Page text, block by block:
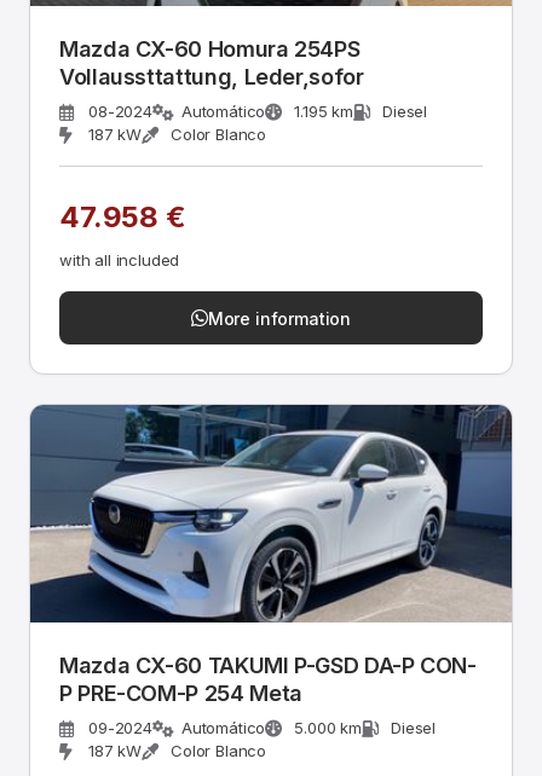
Mazda CX-60 Homura 254PS
Vollaussttattung, Leder,sofor
08-2024 Automático 1.195 km
Diesel
187 kW
Color Blanco
47.958 €
with all included
More information
Mazda CX-60 TAKUMI P-GSD DA-P CON-
P PRE-COM-P 254 Meta
09-2024 Automático 5.000 km
Diesel
187 kW
Color Blanco